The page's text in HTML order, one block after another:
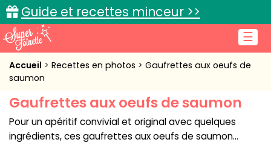
☰
Guide et recettes minceur >>
Accueil
Cuisine pratique
L'actu cuisine
Accueil Recettes en photos
Gaufrettes aux oeufs de
saumon
Gaufrettes aux oeufs de saumon
Pour un apéritif convivial et original avec quelques
ingrédients, ces gaufrettes aux oeufs de saumon...